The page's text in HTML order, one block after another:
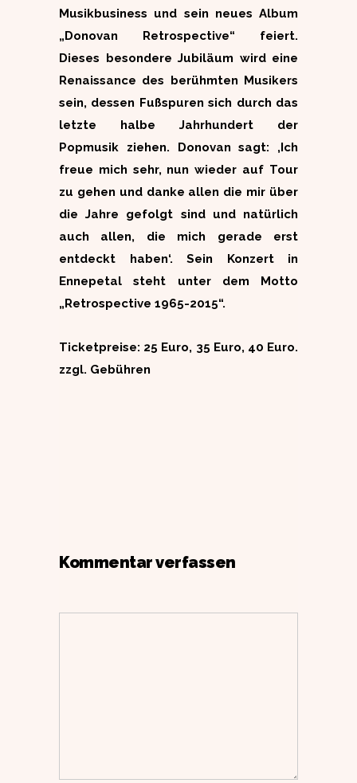
Musikbusiness und sein neues Album
„Donovan Retrospective“ feiert.
Dieses besondere Jubiläum wird eine
Renaissance des berühmten Musikers
sein, dessen Fußspuren sich durch das
letzte halbe Jahrhundert der
Popmusik ziehen. Donovan sagt: ‚Ich
freue mich sehr, nun wieder auf Tour
zu gehen und danke allen die mir über
die Jahre gefolgt sind und natürlich
auch allen, die mich gerade erst
entdeckt haben‘. Sein Konzert in
Ennepetal steht unter dem Motto
„Retrospective 1965-2015“.
Ticketpreise: 25 Euro, 35 Euro, 40 Euro.
zzgl. Gebühren
Kommentar verfassen